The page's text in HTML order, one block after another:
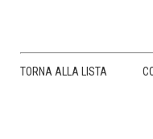
TORNA ALLA LISTA